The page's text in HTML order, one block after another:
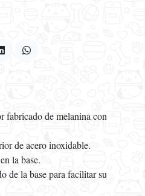
fabricado de melanina con
de acero inoxidable.
la base.
de la base para facilitar su